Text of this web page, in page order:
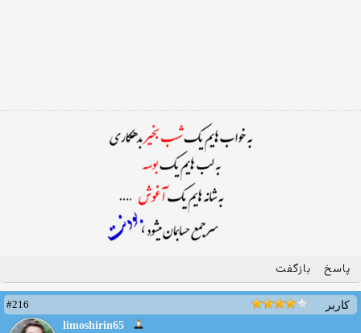
پاسخ بازگفت
کاربر
#216
limoshirin65